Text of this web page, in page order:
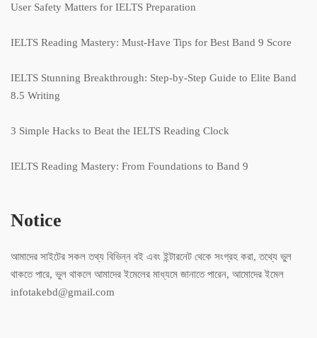
User Safety Matters for IELTS Preparation
IELTS Reading Mastery: Must-Have Tips for Best Band 9 Score
IELTS Stunning Breakthrough: Step-by-Step Guide to Elite Band
8.5 Writing
3 Simple Hacks to Beat the IELTS Reading Clock
IELTS Reading Mastery: From Foundations to Band 9
Notice
আমাদের সাইটের সকল তথ্য বিভিন্ন বই এবং ইন্টারনেট থেকে সংগ্রহ করা, তথ্যে ভুল
থাকতে পারে, ভুল থাকলে আমাদের ইমেলের মাধ্যমে জানাতে পারেন, আমোদের ইমেল
infotakebd@gmail.com